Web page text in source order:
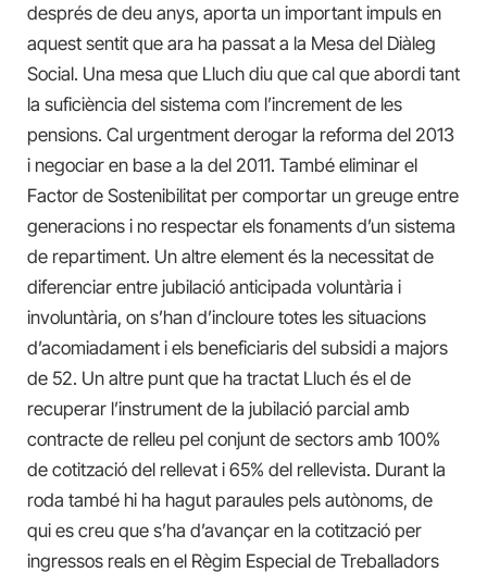
després de deu anys, aporta un important impuls en
aquest sentit que ara ha passat a la Mesa del Diàleg
Social. Una mesa que Lluch diu que cal que abordi tant
la suficiència del sistema com l’increment de les
pensions. Cal urgentment derogar la reforma del 2013
i negociar en base a la del 2011. També eliminar el
Factor de Sostenibilitat per comportar un greuge entre
generacions i no respectar els fonaments d’un sistema
de repartiment. Un altre element és la necessitat de
diferenciar entre jubilació anticipada voluntària i
involuntària, on s’han d’incloure totes les situacions
d’acomiadament i els beneficiaris del subsidi a majors
de 52. Un altre punt que ha tractat Lluch és el de
recuperar l’instrument de la jubilació parcial amb
contracte de relleu pel conjunt de sectors amb 100%
de cotització del rellevat i 65% del rellevista. Durant la
roda també hi ha hagut paraules pels autònoms, de
qui es creu que s’ha d’avançar en la cotització per
ingressos reals en el Règim Especial de Treballadors